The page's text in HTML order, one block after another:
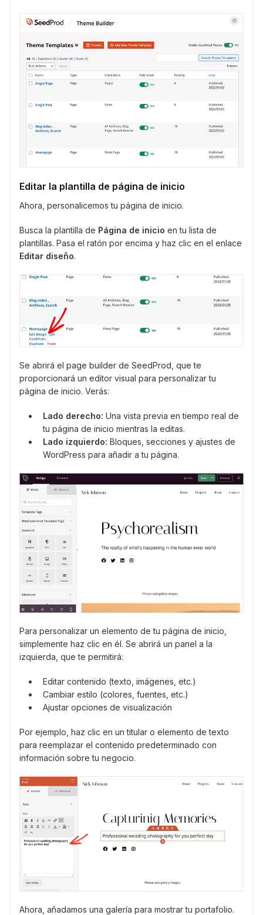
Editar la plantilla de página de inicio
Ahora, personalicemos tu página de inicio.
Busca la plantilla de Página de inicio en tu lista de
plantillas. Pasa el ratón por encima y haz clic en el enlace
Editar diseño.
Se abrirá el page builder de SeedProd, que te
proporcionará un editor visual para personalizar tu
página de inicio. Verás:
Lado derecho: Una vista previa en tiempo real de
tu página de inicio mientras la editas.
Lado izquierdo: Bloques, secciones y ajustes de
WordPress para añadir a tu página.
Para personalizar un elemento de tu página de inicio,
simplemente haz clic en él. Se abrirá un panel a la
izquierda, que te permitirá:
Editar contenido (texto, imágenes, etc.)
Cambiar estilo (colores, fuentes, etc.)
Ajustar opciones de visualización
Por ejemplo, haz clic en un titular o elemento de texto
para reemplazar el contenido predeterminado con
información sobre tu negocio.
Ahora, añadamos una galería para mostrar tu portafolio.